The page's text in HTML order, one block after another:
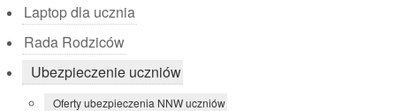
Laptop dla ucznia
Rada Rodziców
Ubezpieczenie uczniów
Oferty ubezpieczenia NNW uczniów